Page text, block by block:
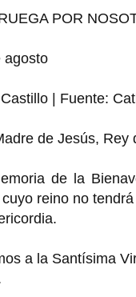
POR
agosto
| Fuente:
de Jesús, Rey
de la
reino no
a la Santísima